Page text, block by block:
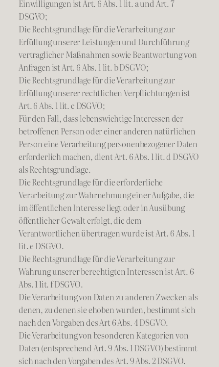
Einwilligungen ist Art. 6 Abs. 1 lit. a und Art. 7
DSGVO;
Die Rechtsgrundlage für die Verarbeitung zur
Erfüllung unserer Leistungen und Durchführung
vertraglicher Maßnahmen sowie Beantwortung von
Anfragen ist Art. 6 Abs. 1 lit. b DSGVO;
Die Rechtsgrundlage für die Verarbeitung zur
Erfüllung unserer rechtlichen Verpflichtungen ist
Art. 6 Abs. 1 lit. c DSGVO;
Für den Fall, dass lebenswichtige Interessen der
betroffenen Person oder einer anderen natürlichen
Person eine Verarbeitung personenbezogener Daten
erforderlich machen, dient Art. 6 Abs. 1 lit. d DSGVO
als Rechtsgrundlage.
Die Rechtsgrundlage für die erforderliche
Verarbeitung zur Wahrnehmung einer Aufgabe, die
im öffentlichen Interesse liegt oder in Ausübung
öffentlicher Gewalt erfolgt, die dem
Verantwortlichen übertragen wurde ist Art. 6 Abs. 1
lit. e DSGVO.
Die Rechtsgrundlage für die Verarbeitung zur
Wahrung unserer berechtigten Interessen ist Art. 6
Abs. 1 lit. f DSGVO.
Die Verarbeitung von Daten zu anderen Zwecken als
denen, zu denen sie ehoben wurden, bestimmt sich
nach den Vorgaben des Art 6 Abs. 4 DSGVO.
Die Verarbeitung von besonderen Kategorien von
Daten (entsprechend Art. 9 Abs. 1 DSGVO) bestimmt
sich nach den Vorgaben des Art. 9 Abs. 2 DSGVO.